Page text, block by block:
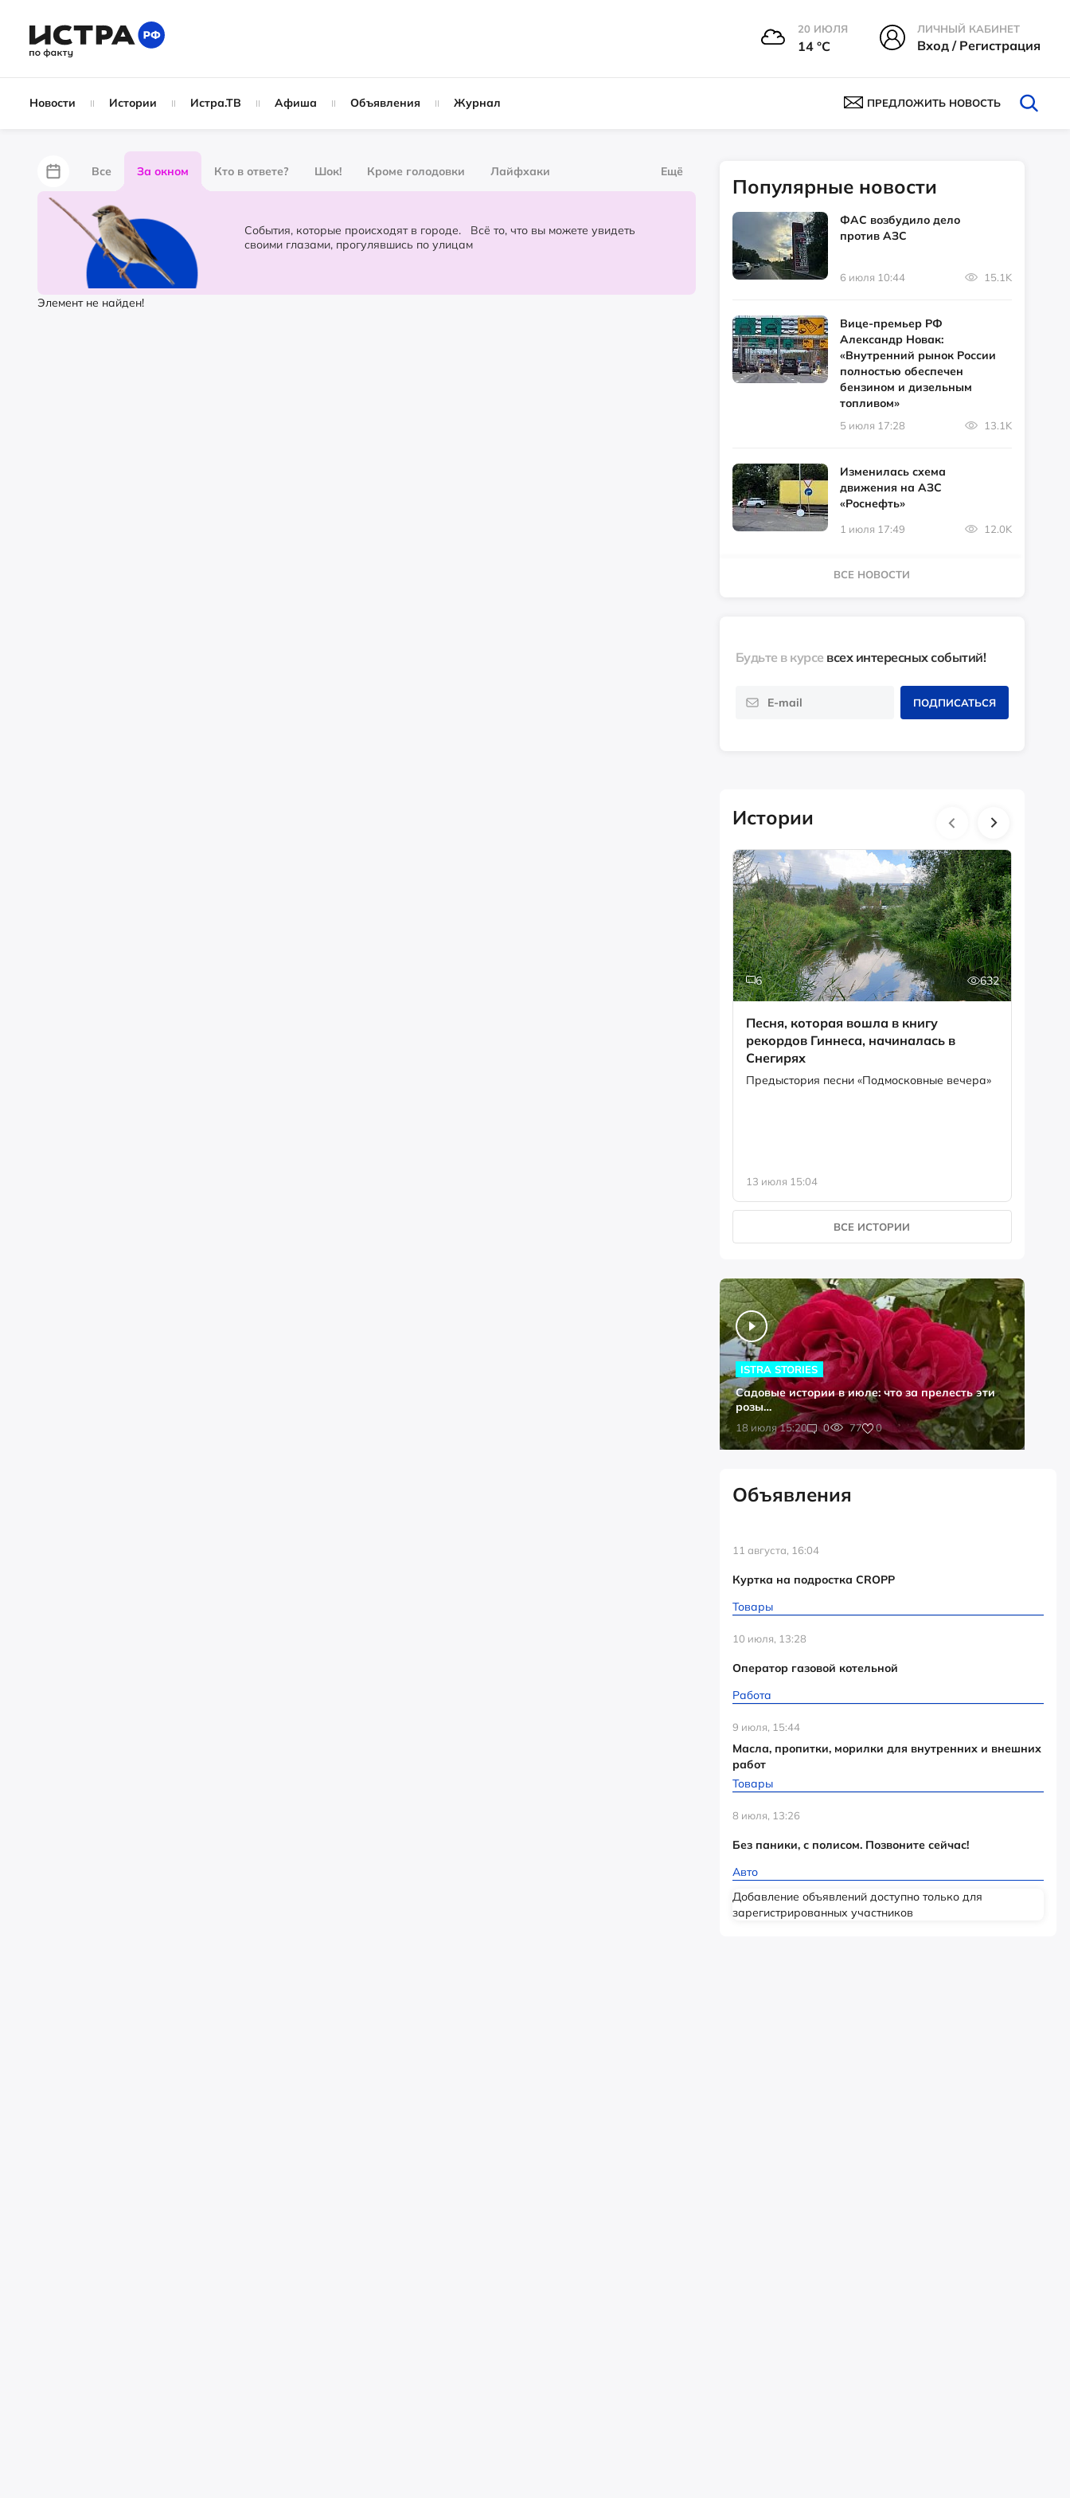
20 ИЮЛЯ
14 °С
ЛИЧНЫЙ КАБИНЕТ
Вход / Регистрация
Новости Истории Истра.ТВ Афиша Объявления Журнал ПРЕДЛОЖИТЬ НОВОСТЬ
Все За окном Кто в ответе? Шок! Кроме голодовки Лайфхаки
За забором
Партнёрский материал Народные новости Слухи
Ещё
События, которые происходят в городе. Всё то, что вы можете увидеть
своими глазами, прогулявшись по улицам
Элемент не найден!
Популярные новости
ФАС возбудило дело
против АЗС
6 июля 10:44 15.1K
Вице-премьер РФ
Александр Новак:
«Внутренний рынок России
полностью обеспечен
бензином и дизельным
топливом»
5 июля 17:28 13.1K
Изменилась схема
движения на АЗС
«Роснефть»
1 июля 17:49 12.0K
ВСЕ НОВОСТИ
Будьте в курсе всех интересных событий!
ПОДПИСАТЬСЯ
Истории
6 632
Песня, которая вошла в книгу
рекордов Гиннеса, начиналась в
Снегирях
Предыстория песни «Подмосковные вечера»
13 июля 15:04
ВСЕ ИСТОРИИ
18 июля 15:20 0 77 0
ISTRA STORIES
Садовые истории в июле: что за прелесть эти
розы…
Объявления
11 августа, 16:04
Куртка на подростка CROPP
Товары
10 июля, 13:28
Оператор газовой котельной
Работа
9 июля, 15:44
Масла, пропитки, морилки для внутренних и внешних
работ
Товары
8 июля, 13:26
Без паники, с полисом. Позвоните сейчас!
Авто
Добавление объявлений доступно только для
зарегистрированных участников